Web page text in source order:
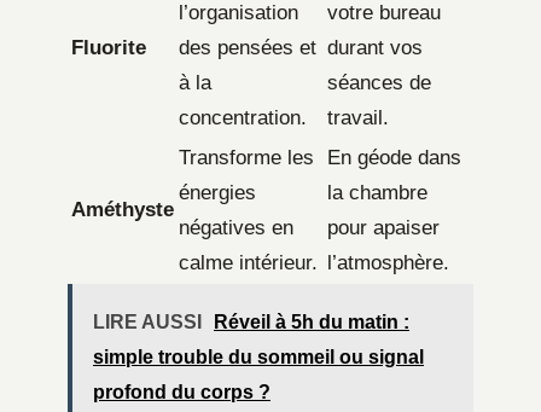
Fluorite
l’organisation
des pensées et
à la
concentration.
votre bureau
durant vos
séances de
travail.
Améthyste
Transforme les
énergies
négatives en
calme intérieur.
En géode dans
la chambre
pour apaiser
l’atmosphère.
LIRE AUSSI
Réveil à 5h du matin :
simple trouble du sommeil ou signal
profond du corps ?